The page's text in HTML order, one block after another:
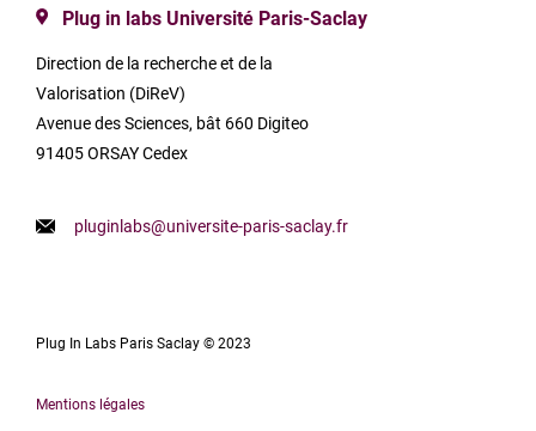
Plug in labs Université Paris-Saclay
Direction de la recherche et de la
Valorisation (DiReV)
Avenue des Sciences, bât 660 Digiteo
91405 ORSAY Cedex
pluginlabs@universite-paris-saclay.fr
Plug In Labs Paris Saclay © 2023
Mentions légales